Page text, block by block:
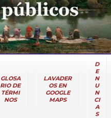
GLOSA
RIO DE
TÉRMI
NOS
LAVADER
OS EN
GOOGLE
MAPS
D
E
N
U
N
CI
A
S